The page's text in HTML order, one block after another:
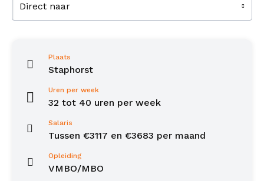
Direct naar
Plaats
Staphorst
Uren per week
32 tot 40 uren per week
Salaris
Tussen €3117 en €3683 per maand
Opleiding
VMBO/MBO